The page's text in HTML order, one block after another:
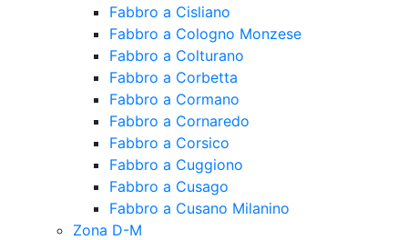
Fabbro a Cisliano
Fabbro a Cologno Monzese
Fabbro a Colturano
Fabbro a Corbetta
Fabbro a Cormano
Fabbro a Cornaredo
Fabbro a Corsico
Fabbro a Cuggiono
Fabbro a Cusago
Fabbro a Cusano Milanino
Zona D-M